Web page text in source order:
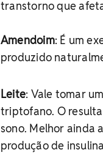
transtorno que
Amendoim: É um
produzido
Leite: Vale tomar
triptofano. O
sono. Melhor ainda
produção de